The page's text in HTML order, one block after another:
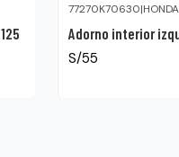
77270K70630|HONDA
Adorno interior
S/55